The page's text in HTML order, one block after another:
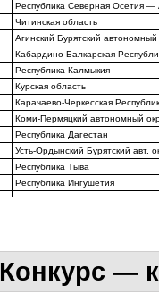
Республика Северная Осетия —
Читинская область
Агинский Бурятский автономный
Кабардино-Балкарская
Республика Калмыкия
Курская область
Карачаево-Черкесская
Коми-Пермяцкий автономный
Республика Дагестан
Усть-Ордынский Бурятский авт.
Республика Тыва
Республика Ингушетия
Конкурс —